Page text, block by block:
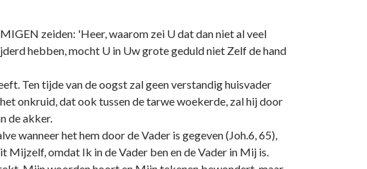
zeiden: 'Heer, waarom zei U dat dan niet al veel
hebben, mocht U in Uw grote geduld niet Zelf de hand
Ten tijde van de oogst zal geen verstandig huisvader
onkruid, dat ook tussen de tarwe woekerde, zal hij door
de akker.
wanneer het hem door de Vader is gegeven (Joh.6, 65),
Mijzelf, omdat Ik in de Vader ben en de Vader in Mij is.